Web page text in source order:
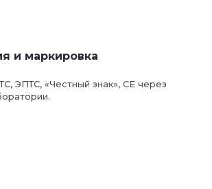
и маркировка
ЭПТС, «Честный знак», СЕ через
услуг